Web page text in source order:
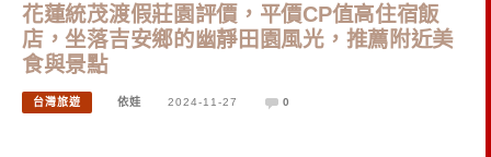
花蓮統茂渡假莊園評價，平價CP值高住宿飯
店，坐落吉安鄉的幽靜田園風光，推薦附近美
食與景點
台灣旅遊 依娃 2024-11-27 0